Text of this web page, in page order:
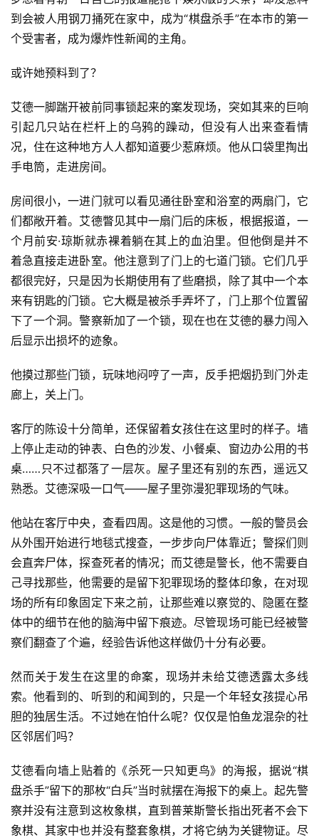
到会被人用钢刀捅死在家中，成为“棋盘杀手”在本市的第一
个受害者，成为爆炸性新闻的主角。
或许她预料到了？
艾德一脚踹开被前同事锁起来的案发现场，突如其来的巨响
引起几只站在栏杆上的乌鸦的躁动，但没有人出来查看情
况，住在这种地方人人都知道要少惹麻烦。他从口袋里掏出
手电筒，走进房间。
房间很小，一进门就可以看见通往卧室和浴室的两扇门，它
们都敞开着。艾德瞥见其中一扇门后的床板，根据报道，一
个月前安·琼斯就赤裸着躺在其上的血泊里。但他倒是并不
着急直接走进卧室。他注意到了门上的七道门锁。它们几乎
都很完好，只是因为长期使用有了些磨损，除了其中一个本
来有钥匙的门锁。它大概是被杀手弄坏了，门上那个位置留
下了一个洞。警察新加了一个锁，现在也在艾德的暴力闯入
后显示出损坏的迹象。
他摸过那些门锁，玩味地闷哼了一声，反手把烟扔到门外走
廊上，关上门。
客厅的陈设十分简单，还保留着女孩住在这里时的样子。墙
上停止走动的钟表、白色的沙发、小餐桌、窗边办公用的书
桌……只不过都落了一层灰。屋子里还有别的东西，遥远又
熟悉。艾德深吸一口气——屋子里弥漫犯罪现场的气味。
他站在客厅中央，查看四周。这是他的习惯。一般的警员会
从外围开始进行地毯式搜查，一步步向尸体靠近；警探们则
会直奔尸体，探查死者的情况；而艾德是警长，他不需要自
己寻找那些，他需要的是留下犯罪现场的整体印象，在对现
场的所有印象固定下来之前，让那些难以察觉的、隐匿在整
体中的细节在他的脑海中留下痕迹。尽管现场可能已经被警
察们翻查了个遍，经验告诉他这样做仍十分有必要。
然而关于发生在这里的命案，现场并未给艾德透露太多线
索。他看到的、听到的和闻到的，只是一个年轻女孩提心吊
胆的独居生活。不过她在怕什么呢？仅仅是怕鱼龙混杂的社
区邻居们吗？
艾德看向墙上贴着的《杀死一只知更鸟》的海报，据说“棋
盘杀手”留下的那枚“白兵”当时就摆在海报下的桌上。起先警
察并没有注意到这枚象棋，直到普莱斯警长指出死者不会下
象棋、其家中也并没有整套象棋，才将它纳为关键物证。尽